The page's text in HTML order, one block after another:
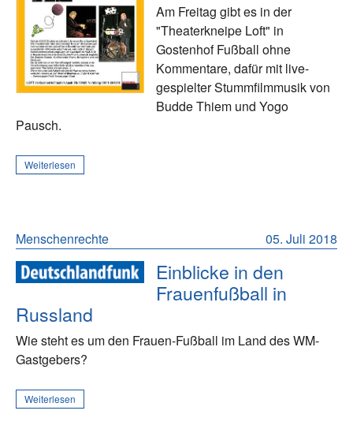
Am Freitag gibt es in der
"Theaterkneipe Loft" in
Gostenhof Fußball ohne
Kommentare, dafür mit live-
gespielter Stummfilmmusik von
Budde Thiem und Yogo
Pausch.
Weiterlesen
05. Juli 2018
Menschenrechte
Einblicke in den
Frauenfußball in
Russland
Wie steht es um den Frauen-Fußball im Land des WM-
Gastgebers?
Weiterlesen